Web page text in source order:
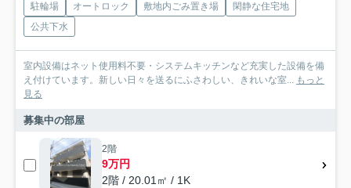
駐輪場 オートロック 敷地内ごみ置き場
閑静な住宅地
公共下水
室内設備はネット使用料不要・システムキッチンなど充実した設備を備
え付けています。新しい日々を送るにふさわしい、きれいな室... もっと
見る
募集中の部屋
2階
9万円
2階 / 20.01㎡ / 1K